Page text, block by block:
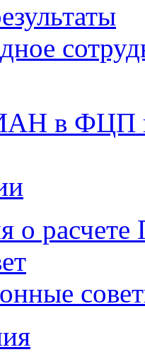
в ФЦП
о